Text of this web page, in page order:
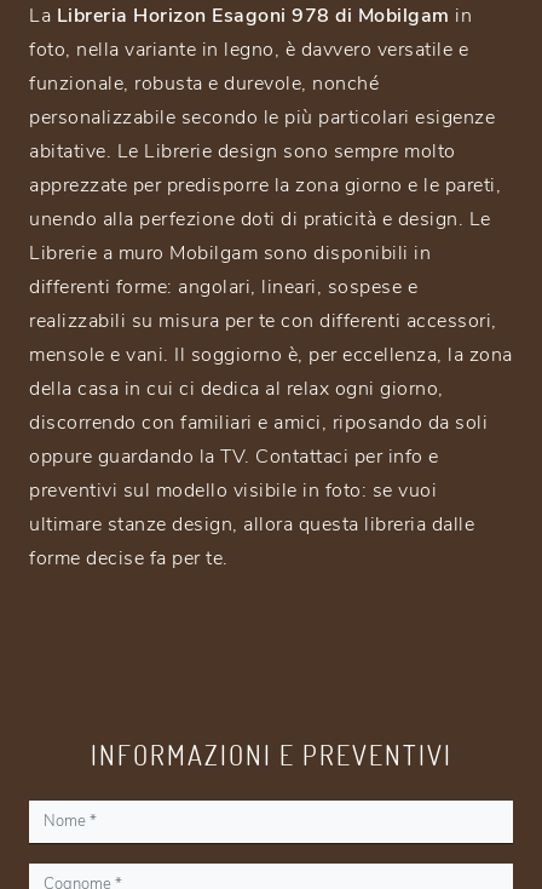
La Libreria Horizon Esagoni 978 di Mobilgam in
foto, nella variante in legno, è davvero versatile e
funzionale, robusta e durevole, nonché
personalizzabile secondo le più particolari esigenze
abitative. Le Librerie design sono sempre molto
apprezzate per predisporre la zona giorno e le pareti,
unendo alla perfezione doti di praticità e design. Le
Librerie a muro Mobilgam sono disponibili in
differenti forme: angolari, lineari, sospese e
realizzabili su misura per te con differenti accessori,
mensole e vani. Il soggiorno è, per eccellenza, la zona
della casa in cui ci dedica al relax ogni giorno,
discorrendo con familiari e amici, riposando da soli
oppure guardando la TV. Contattaci per info e
preventivi sul modello visibile in foto: se vuoi
ultimare stanze design, allora questa libreria dalle
forme decise fa per te.
INFORMAZIONI E PREVENTIVI